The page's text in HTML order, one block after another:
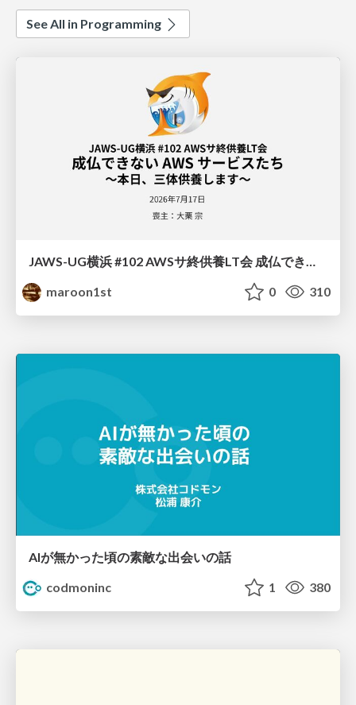
See All in Programming
maroon1st
0 310
AIが無かった頃の素敵な出会いの話
codmoninc
1 380